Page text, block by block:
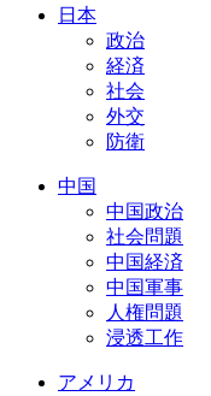
日本
政治
経済
社会
外交
防衛
中国
中国政治
社会問題
中国経済
中国軍事
人権問題
浸透工作
アメリカ